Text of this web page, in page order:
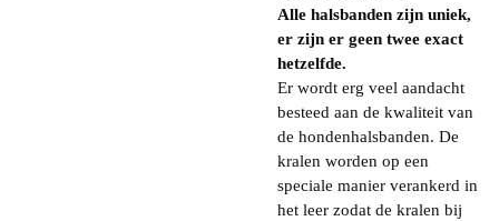
Alle halsbanden zijn uniek,
er zijn er geen twee exact
hetzelfde.
Er wordt erg veel aandacht
besteed aan de kwaliteit van
de hondenhalsbanden. De
kralen worden op een
speciale manier verankerd in
het leer zodat de kralen bij